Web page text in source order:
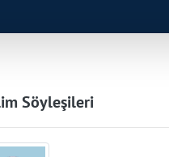
Söyleşileri